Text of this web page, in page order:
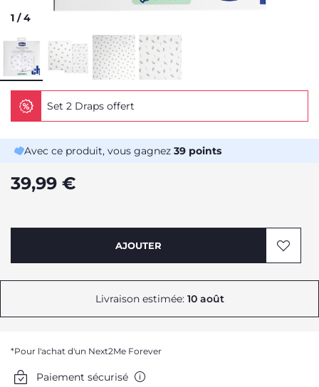
1 /4
Set 2 Draps offert
Avec ce produit, vous gagnez 39 points
39,99 €
AJOUTER
Livraison estimée: 10 août
*Pour l'achat d'un Next2Me Forever
Paiement sécurisé